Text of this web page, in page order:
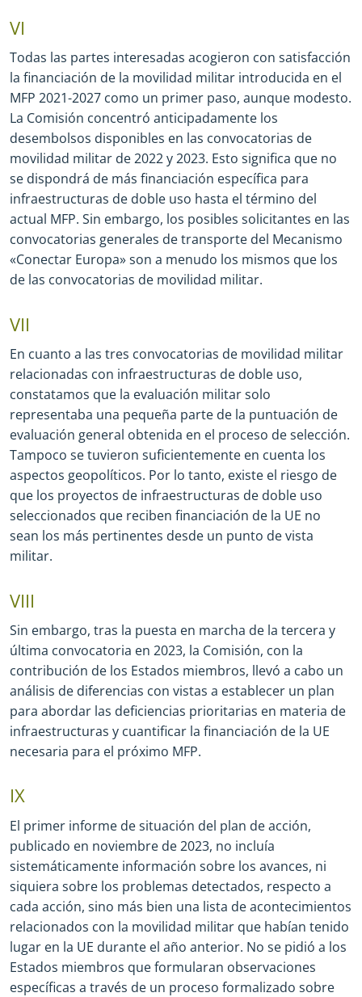
VI
Todas las partes interesadas acogieron con satisfacción
la financiación de la movilidad militar introducida en el
MFP 2021-2027 como un primer paso, aunque modesto.
La Comisión concentró anticipadamente los
desembolsos disponibles en las convocatorias de
movilidad militar de 2022 y 2023. Esto significa que no
se dispondrá de más financiación específica para
infraestructuras de doble uso hasta el término del
actual MFP. Sin embargo, los posibles solicitantes en las
convocatorias generales de transporte del Mecanismo
«Conectar Europa» son a menudo los mismos que los
de las convocatorias de movilidad militar.
VII
En cuanto a las tres convocatorias de movilidad militar
relacionadas con infraestructuras de doble uso,
constatamos que la evaluación militar solo
representaba una pequeña parte de la puntuación de
evaluación general obtenida en el proceso de selección.
Tampoco se tuvieron suficientemente en cuenta los
aspectos geopolíticos. Por lo tanto, existe el riesgo de
que los proyectos de infraestructuras de doble uso
seleccionados que reciben financiación de la UE no
sean los más pertinentes desde un punto de vista
militar.
VIII
Sin embargo, tras la puesta en marcha de la tercera y
última convocatoria en 2023, la Comisión, con la
contribución de los Estados miembros, llevó a cabo un
análisis de diferencias con vistas a establecer un plan
para abordar las deficiencias prioritarias en materia de
infraestructuras y cuantificar la financiación de la UE
necesaria para el próximo MFP.
IX
El primer informe de situación del plan de acción,
publicado en noviembre de 2023, no incluía
sistemáticamente información sobre los avances, ni
siquiera sobre los problemas detectados, respecto a
cada acción, sino más bien una lista de acontecimientos
relacionados con la movilidad militar que habían tenido
lugar en la UE durante el año anterior. No se pidió a los
Estados miembros que formularan observaciones
específicas a través de un proceso formalizado sobre